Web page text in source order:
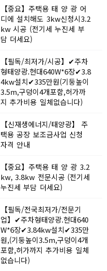
【중요】주택용 태 양 광 어
디에 설치해도 3kw신청시3.2
kw 시공 (전기세 누진세 부
담 더세요)
【필독/최저가/시공】✔주차
형태양광.현대640W*6장✔3.8
4kw설치✔335만원(기둥높이
3.5m,구덩이4개포함,허가까
지 추가비용 일체없습니다)
【신재생에너지/태양광】 주
택용 공장 보조금사업 신청
자격 안내
【중요】주택용 태 양 광 3.2
kw, 3.8kw 전문시공 (전기세
누진세 부담 더세요)
【필독/전국최저가/전문기
업】✔주차형태양광.현대640
W*6장✔3.84kw설치✔335만
원,(기둥높이3.5m,구덩이4개
포함,허가까지 추가비용 일체
없습니다)